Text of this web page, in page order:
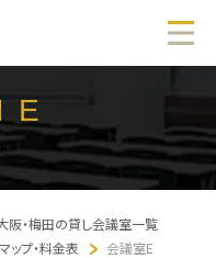
E
阪・梅田の貸し会議室一覧
ップ・料金表 会議室E